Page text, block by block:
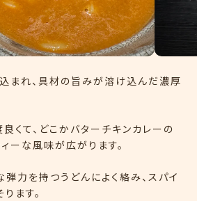
まれ、具材の旨みが溶け込んだ濃厚
くて、どこかバターチキンカレーの
ーな風味が広がります。
力を持つうどんによく絡み、スパイ
ます。